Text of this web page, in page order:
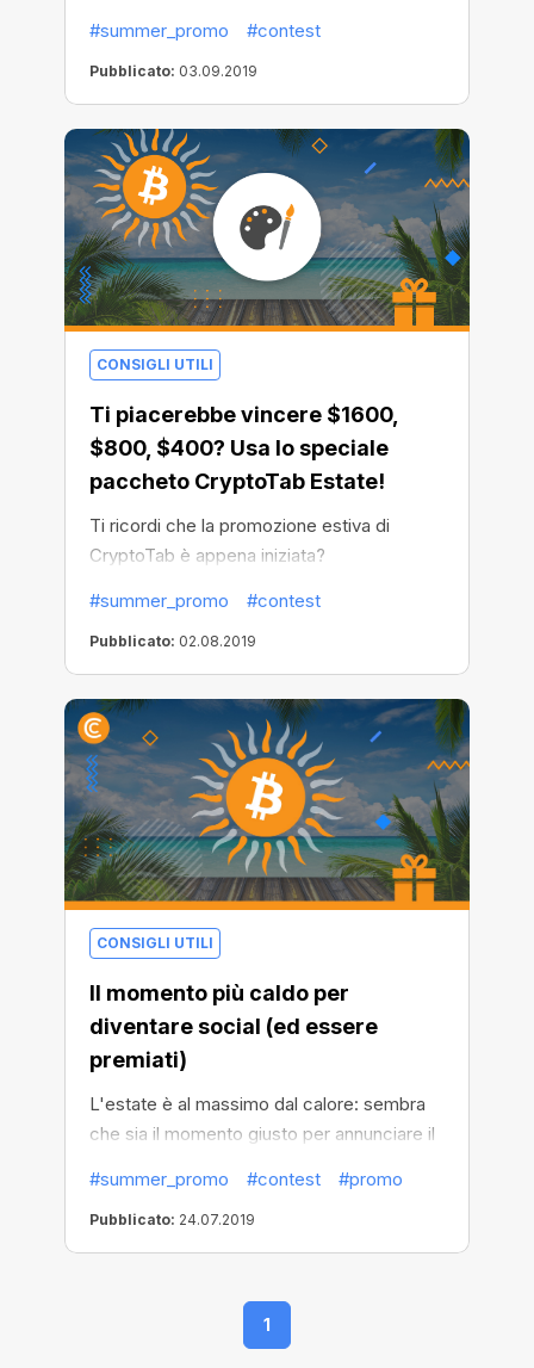
#summer_promo #contest
Pubblicato: 03.09.2019
CONSIGLI UTILI
Ti piacerebbe vincere $1600,
$800, $400? Usa lo speciale
paccheto CryptoTab Estate!
Ti ricordi che la promozione estiva di
CryptoTab è appena iniziata?
#summer_promo #contest
Pubblicato: 02.08.2019
CONSIGLI UTILI
Il momento più caldo per
diventare social (ed essere
premiati)
L'estate è al massimo dal calore: sembra
che sia il momento giusto per annunciare il
ancora più generoso con il montepremi di
6000 dollari, quindi se vuoi diventare..... più
riccco di qualche migliaio di dollari più ricco
#summer_promo #contest #promo
Pubblicato: 24.07.2019
1